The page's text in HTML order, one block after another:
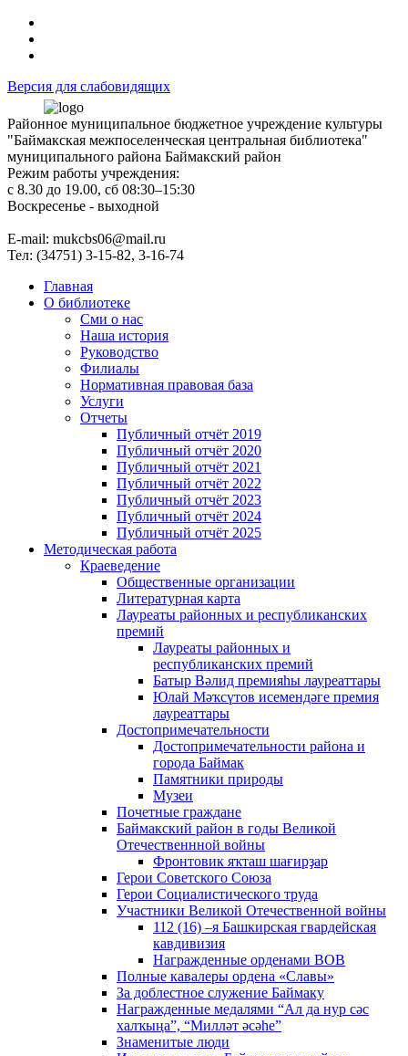
Версия для слабовидящих
Районное муниципальное бюджетное учреждение культуры
"Баймакская межпоселенческая центральная библиотека"
муниципального района Баймакский район
Режим работы учреждения:
с 8.30 до 19.00, сб 08:30–15:30
Воскресенье - выходной
Е-mail: mukcbs06@mail.ru
Тел: (34751) 3-15-82, 3-16-74
Главная
О библиотеке
Сми о нас
Наша история
Руководство
Филиалы
Нормативная правовая база
Услуги
Отчеты
Публичный отчёт 2019
Публичный отчёт 2020
Публичный отчёт 2021
Публичный отчёт 2022
Публичный отчёт 2023
Публичный отчёт 2024
Публичный отчёт 2025
Методическая работа
Краеведение
Общественные организации
Литературная карта
Лауреаты районных и республиканских
премий
Лауреаты районных и
республиканских премий
Батыр Вәлид премияһы лауреаттары
Юлай Мәҡсүтов исемендәге премия
лауреаттары
Достопримечательности
Достопримечательности района и
города Баймак
Памятники природы
Музеи
Почетные граждане
Баймакский район в годы Великой
Отечественнной войны
Фронтовик яҡташ шағирҙар
Герои Советского Союза
Герои Социалистического труда
Участники Великой Отечественной войны
112 (16) –я Башкирская гвардейская
кавдивизия
Награжденные орденами ВОВ
Полные кавалеры ордена «Славы»
За доблестное служение Баймаку
Награжденные медалями “Ал да нур сәс
халҡыңа”, “Милләт әсәһе”
Знаменитые люди